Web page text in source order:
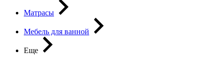
Матрасы
Мебель для ванной
Еще